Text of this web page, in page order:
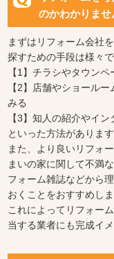
のかわかりませ
まずはリフォーム会社
探すための手段は様々
【1】チラシやタウン
【2】店舗やショール
みる
【3】知人の紹介やイ
といった方法があります
また、より良いリフォ
まいの家に関して不満
フォーム雑誌などから
おくことをおすすめしま
これによってリフォー
当する業者にも完成イ